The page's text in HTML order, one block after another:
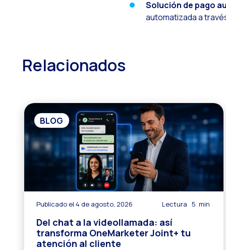
Solución de pago
automatizada a
Relacionados
BLOG
Publicado el 4 de agosto, 2026 Lectura 5 min
Del chat a la videollamada: así
transforma OneMarketer Joint+ tu
atención al cliente